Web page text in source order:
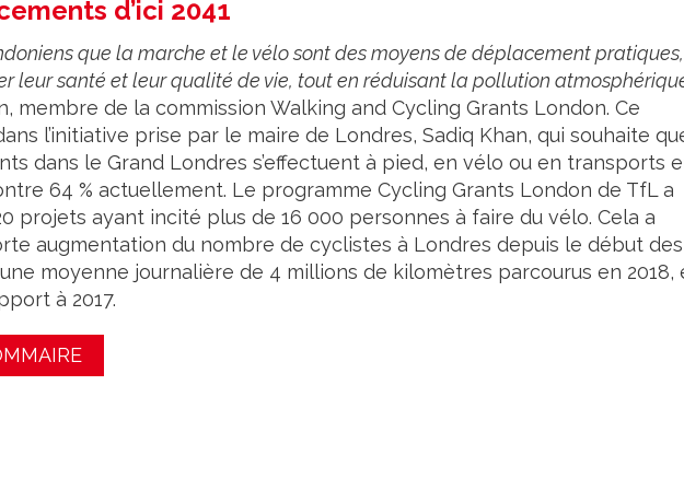
d’ici 2041
que la marche et le vélo sont des moyens de déplacement pratiques,
leur santé et leur qualité de vie, tout en réduisant la pollution
membre de la commission Walking and Cycling Grants London. Ce
l’initiative prise par le maire de Londres, Sadiq Khan, qui souhaite
dans le Grand Londres s’effectuent à pied, en vélo ou en transports
64 % actuellement. Le programme Cycling Grants London de TfL a
projets ayant incité plus de 16 000 personnes à faire du vélo. Cela a
augmentation du nombre de cyclistes à Londres depuis le début des
moyenne journalière de 4 millions de kilomètres parcourus en 2018,
à 2017.